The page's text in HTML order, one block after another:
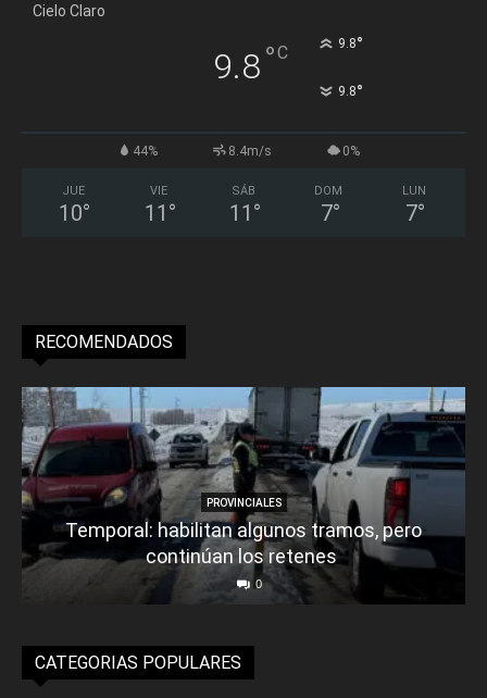
Cielo Claro
9.8°C 9.8°
9.8°
44% 8.4m/s 0%
JUE
10°
VIE
11 °
SÁB
11 °
DOM
7°
LUN
7°
RECOMENDADOS
PROVINCIALES
Temporal: habilitan algunos tramos, pero
continúan los retenes
0
CATEGORIAS POPULARES